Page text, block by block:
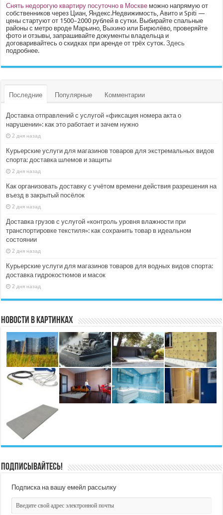
Снять недорогую квартиру посуточно в Москве можно напрямую от
собственников через Циан, Яндекс.Недвижимость, Авито и Spiti —
цены стартуют от 1500–2000 рублей в сутки. Выбирайте спальные
районы с метро вроде Марьино, Выхино или Бирюлёво, проверяйте
фото и отзывы, запрашивайте документы владельца и
договаривайтесь о скидках при аренде от трёх суток.Здесь
подробнее.
Последние Популярные Комментарии
Доставка отправлений с услугой «фиксация номера акта о
нарушении»: как это работает и зачем нужно
2 дня назад
Курьерские услуги для магазинов товаров для экстремальных видов
спорта: доставка шлемов и защиты
2 дня назад
Как организовать доставку с учётом времени действия разрешения на
въезд в закрытый посёлок
2 дня назад
Доставка грузов с услугой «контроль уровня влажности при
транспортировке текстиля»: как сохранить товар в идеальном
состоянии
2 дня назад
Курьерские услуги для магазинов товаров для водных видов спорта:
доставка гидрокостюмов и масок
2 дня назад
Новости в картинках
Подписывайтесь!
Подписка на вашу емейл рассылку